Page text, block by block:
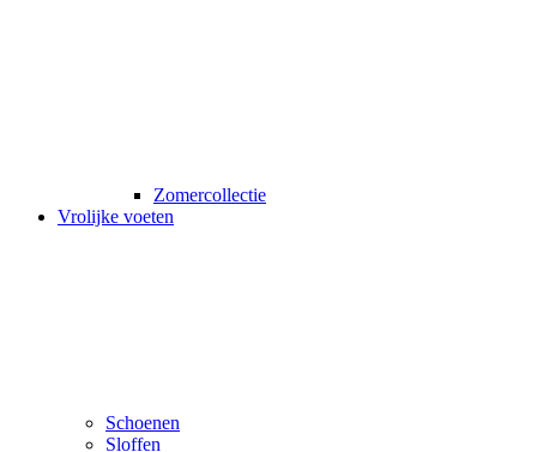
Zomercollectie
Vrolijke voeten
Schoenen
Sloffen